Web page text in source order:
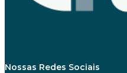
Nossas Redes Sociais